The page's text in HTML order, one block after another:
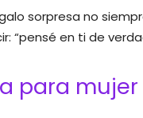
sorpresa no
“pensé en ti de
para mujer